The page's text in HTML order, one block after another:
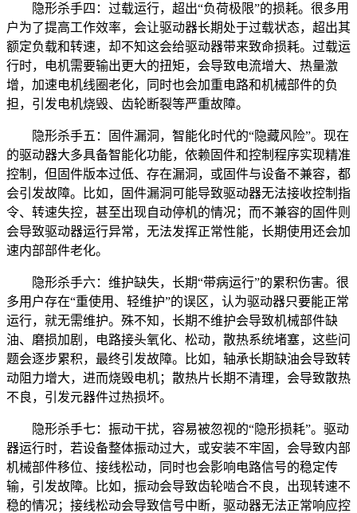
隐形杀手四：过载运行，超出“负荷极限”的损耗。很多用
户为了提高工作效率，会让驱动器长期处于过载状态，超出其
额定负载和转速，却不知这会给驱动器带来致命损耗。过载运
行时，电机需要输出更大的扭矩，会导致电流增大、热量激
增，加速电机线圈老化，同时也会加重电路和机械部件的负
担，引发电机烧毁、齿轮断裂等严重故障。
隐形杀手五：固件漏洞，智能化时代的“隐藏风险”。现在
的驱动器大多具备智能化功能，依赖固件和控制程序实现精准
控制，但固件版本过低、存在漏洞，或固件与设备不兼容，都
会引发故障。比如，固件漏洞可能导致驱动器无法接收控制指
令、转速失控，甚至出现自动停机的情况；而不兼容的固件则
会导致驱动器运行异常，无法发挥正常性能，长期使用还会加
速内部部件老化。
隐形杀手六：维护缺失，长期“带病运行”的累积伤害。很
多用户存在“重使用、轻维护”的误区，认为驱动器只要能正常
运行，就无需维护。殊不知，长期不维护会导致机械部件缺
油、磨损加剧，电路接头氧化、松动，散热系统堵塞，这些问
题会逐步累积，最终引发故障。比如，轴承长期缺油会导致转
动阻力增大，进而烧毁电机；散热片长期不清理，会导致散热
不良，引发元器件过热损坏。
隐形杀手七：振动干扰，容易被忽视的“隐形损耗”。驱动
器运行时，若设备整体振动过大，或安装不牢固，会导致内部
机械部件移位、接线松动，同时也会影响电路信号的稳定传
输，引发故障。比如，振动会导致齿轮啮合不良，出现转速不
稳的情况；接线松动会导致信号中断，驱动器无法正常响应控